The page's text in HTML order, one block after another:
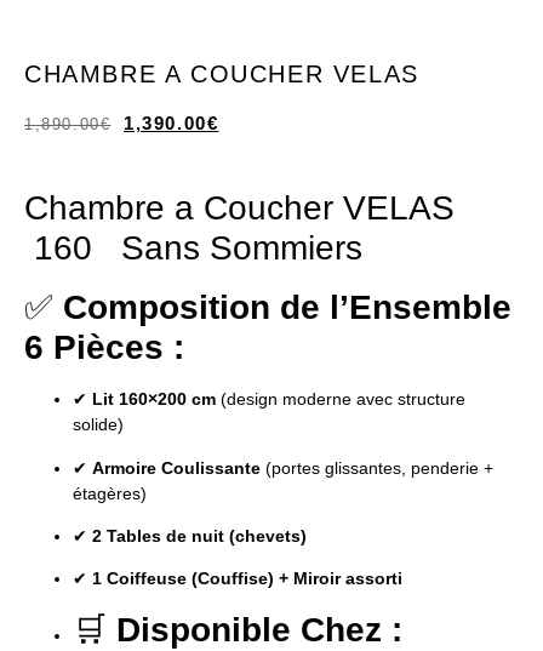
CHAMBRE A COUCHER VELAS
1,890.00€ 1,390.00€
Chambre a Coucher VELAS
160 Sans Sommiers
✅ Composition de l’Ensemble
6 Pièces :
✔ Lit 160×200 cm (design moderne avec structure
solide)
✔ Armoire Coulissante (portes glissantes, penderie +
étagères)
✔ 2 Tables de nuit (chevets)
✔ 1 Coiffeuse (Couffise) + Miroir assorti
🛒 Disponible Chez :